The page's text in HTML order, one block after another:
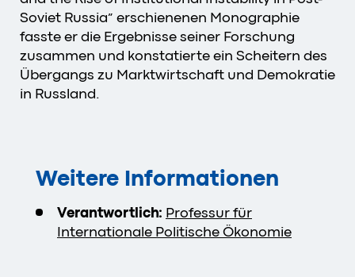
Soviet Russia” erschienenen Monographie
fasste er die Ergebnisse seiner Forschung
zusammen und konstatierte ein Scheitern des
Übergangs zu Marktwirtschaft und Demokratie
in Russland.
Weitere Informationen
Verantwortlich: Professur für
Internationale Politische Ökonomie